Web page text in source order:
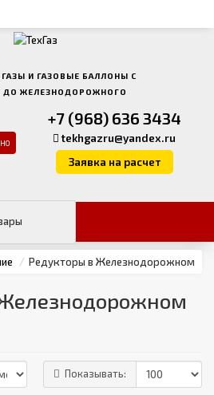
ГАЗЫ И ГАЗОВЫЕ БАЛЛОНЫ С
ДО ЖЕЛЕЗНОДОРОЖНОГО
+7 (968) 636 3434
tekhgazru@yandex.ru
Заявка на расчет
Редукторы в Железнодорожном
Показывать: